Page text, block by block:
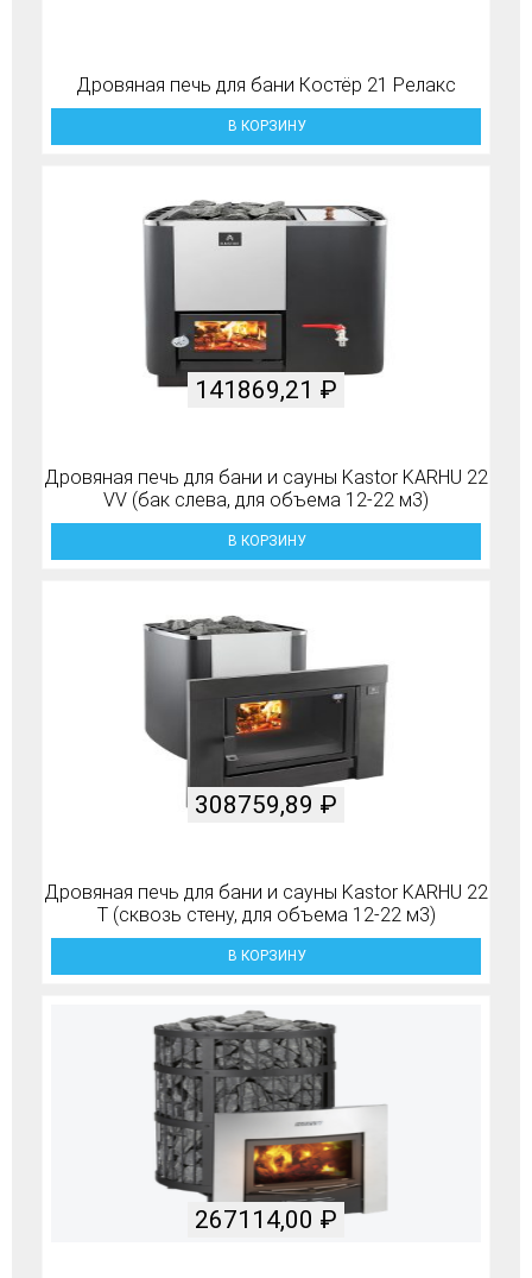
Дровяная печь для бани Костёр 21 Релакс
В КОРЗИНУ
Дровяная печь для бани и сауны Kastor KARHU 22
VV (бак слева, для объема 12-22 м3)
141869,21 ₽
В КОРЗИНУ
Дровяная печь для бани и сауны Kastor KARHU 22
T (сквозь стену, для объема 12-22 м3)
308759,89 ₽
В КОРЗИНУ
267114,00 ₽